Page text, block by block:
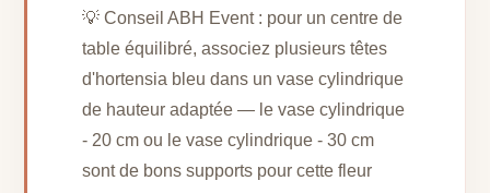
💡 Conseil ABH Event : pour un centre de
table équilibré, associez plusieurs têtes
d'hortensia bleu dans un vase cylindrique
de hauteur adaptée — le vase cylindrique
- 20 cm ou le vase cylindrique - 30 cm
sont de bons supports pour cette fleur